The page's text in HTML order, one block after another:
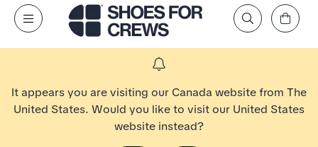
Open Menu
Aller à la page d’accueil Shoes For Crews
Rechercher par marque, caractéristique, style, couleur, etc.
Affichez le panier
It appears you are visiting our Canada website from The
United States. Would you like to visit our United States
website instead?